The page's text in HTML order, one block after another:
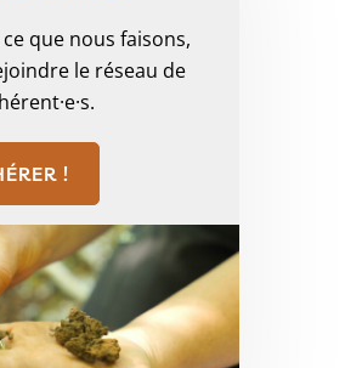
que nous faisons,
le réseau de
!